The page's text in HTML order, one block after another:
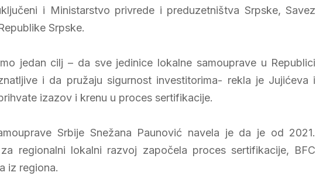
i Ministarstvo privrede i preduzetništva Srpske, Savez
Srpske.
jedan cilj – da sve jedinice lokalne samouprave u Republici
i da pružaju sigurnost investitorima- rekla je Јujićeva i
izazov i krenu u proces sertifikacije.
Srbije Snežana Paunović navela je da je od 2021.
regionalni lokalni razvoj započela proces sertifikacije, BFC
iz regiona.